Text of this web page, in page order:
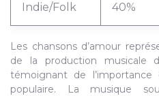
Indie/Folk 40%
Les chansons d’amour
de la production musicale
témoignant de
populaire. La musique